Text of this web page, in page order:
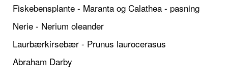
Fiskebensplante - Maranta og Calathea - pasning
Nerie - Nerium oleander
Laurbærkirsebær - Prunus laurocerasus
Abraham Darby